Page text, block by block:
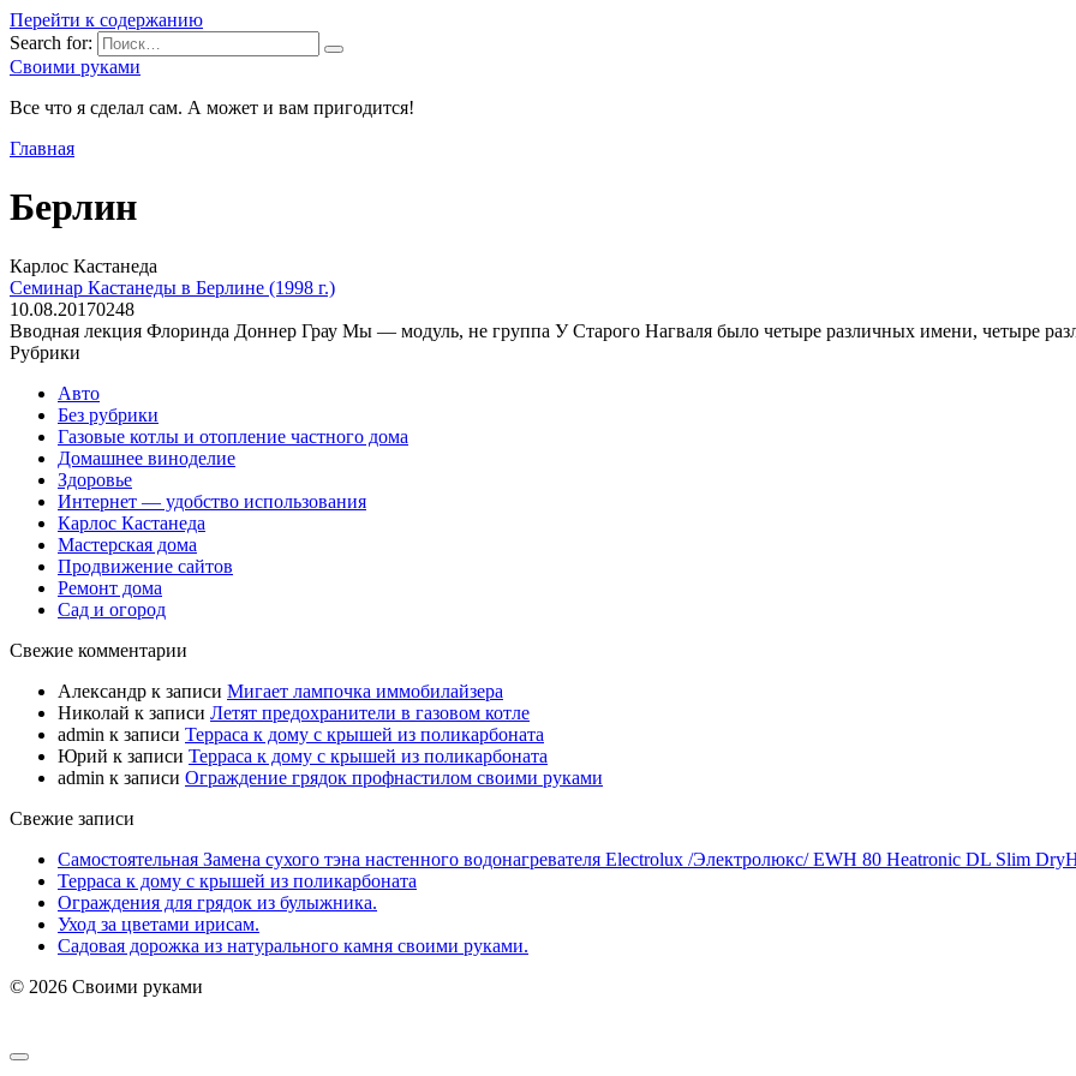
Перейти к содержанию
Search for:
Своими руками
Все что я сделал сам. А может и вам пригодится!
Главная
Берлин
Карлос Кастанеда
Семинар Кастанеды в Берлине (1998 г.)
10.08.20170248
Вводная лекция Флоринда Доннер Грау Мы — модуль, не группа У Старого Нагваля было четыре различных имени, четыре
Рубрики
Авто
Без рубрики
Газовые котлы и отопление частного дома
Домашнее виноделие
Здоровье
Интернет — удобство использования
Карлос Кастанеда
Мастерская дома
Продвижение сайтов
Ремонт дома
Сад и огород
Свежие комментарии
Александр к записи Мигает лампочка иммобилайзера
Николай к записи Летят предохранители в газовом котле
admin к записи Терраса к дому с крышей из поликарбоната
Юрий к записи Терраса к дому с крышей из поликарбоната
admin к записи Ограждение грядок профнастилом своими руками
Свежие записи
Самостоятельная Замена сухого тэна настенного водонагревателя Electrolux /Электролюкс/ EWH 80 Heatronic DL Slim
Терраса к дому с крышей из поликарбоната
Ограждения для грядок из булыжника.
Уход за цветами ирисам.
Садовая дорожка из натурального камня своими руками.
© 2026 Своими руками